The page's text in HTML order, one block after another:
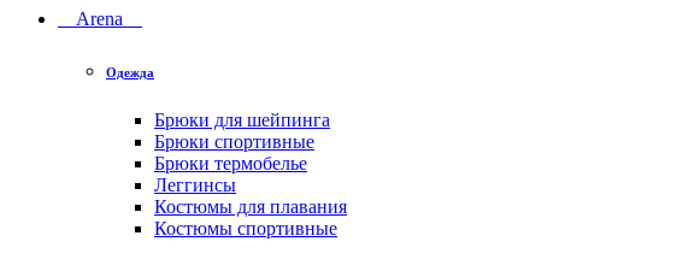
Arena
Одежда
Брюки для шейпинга
Брюки спортивные
Брюки термобелье
Леггинсы
Костюмы для плавания
Костюмы спортивные